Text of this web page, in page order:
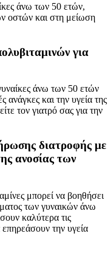
άνω των 50 ετών,
οστών και στη μείωση
για
άνω των 50 ετών
ανάγκες και την υγεία της
τον γιατρό σας για την
διατροφής με
ανοσίας των
μπορεί να βοηθήσει
των γυναικών άνω
καλύτερα τις
επηρεάσουν την υγεία